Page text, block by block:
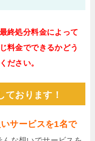
終処分料金によって
料金でできるかどう
ださい。
ております！
いサービスを1名で